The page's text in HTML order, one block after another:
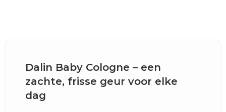
Dalin Baby Cologne – een
zachte, frisse geur voor elke
dag